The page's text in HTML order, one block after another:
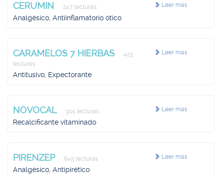
Leer más
CERUMIN 247 lecturas
Analgésico, Antiinflamatorio ótico
Leer más
CARAMELOS 7 HIERBAS
423
lecturas
Antitusivo, Expectorante
Leer más
NOVOCAL 901 lecturas
Recalcificante vitaminado
Leer más
PIRENZEP 645 lecturas
Analgésico, Antipirético